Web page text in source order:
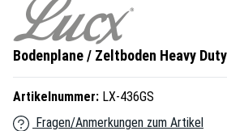
Bodenplane / Zeltboden Heavy
Artikelnummer: LX-436GS
Fragen/Anmerkungen zum Artikel